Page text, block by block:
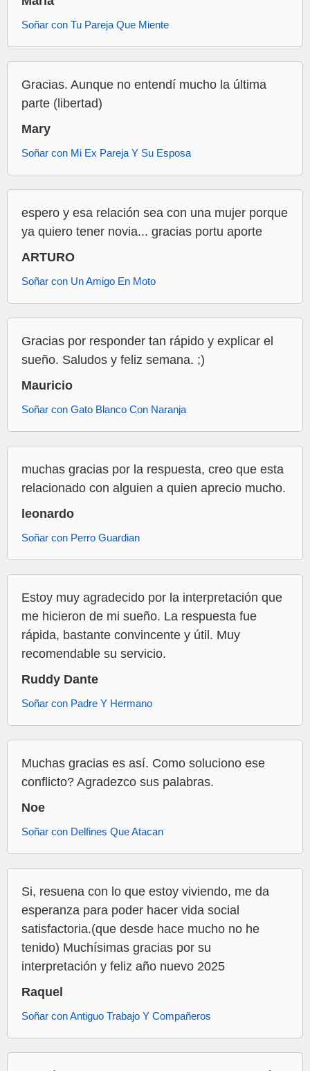
Soñar con Tu Pareja Que Miente
Gracias. Aunque no entendí mucho la última
parte (libertad)
Mary
Soñar con Mi Ex Pareja Y Su Esposa
espero y esa relación sea con una mujer porque
ya quiero tener novia... gracias portu aporte
ARTURO
Soñar con Un Amigo En Moto
Gracias por responder tan rápido y explicar el
sueño. Saludos y feliz semana. ;)
Mauricio
Soñar con Gato Blanco Con Naranja
muchas gracias por la respuesta, creo que esta
relacionado con alguien a quien aprecio mucho.
leonardo
Soñar con Perro Guardian
Estoy muy agradecido por la interpretación que
me hicieron de mi sueño. La respuesta fue
rápida, bastante convincente y útil. Muy
recomendable su servicio.
Ruddy Dante
Soñar con Padre Y Hermano
Muchas gracias es así. Como soluciono ese
conflicto? Agradezco sus palabras.
Noe
Soñar con Delfines Que Atacan
Si, resuena con lo que estoy viviendo, me da
esperanza para poder hacer vida social
satisfactoria.(que desde hace mucho no he
tenido) Muchísimas gracias por su
interpretación y feliz año nuevo 2025
Raquel
Soñar con Antiguo Trabajo Y Compañeros